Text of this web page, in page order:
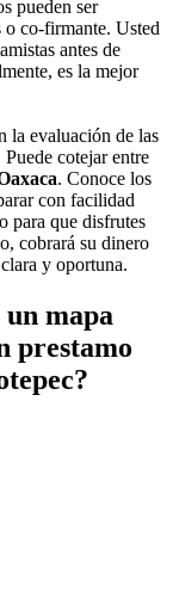
pueden ser
o co-firmante. Usted
antes de
es la mejor
la evaluación de las
cotejar entre
. Conoce los
con facilidad
para que disfrutes
cobrará su dinero
y oportuna.
mapa
prestamo